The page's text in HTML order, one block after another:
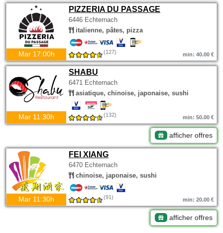
PIZZERIA DU PASSAGE
6446 Echternach
italienne, pâtes, pizza
Mar 17:00h (127) min: 40.00 €
SHABU
6471 Echternach
asiatique, chinoise, japonaise, sushi
Mar 11:30h (132) min: 50.00 €
afficher offres
FEI XIANG
6470 Echternach
chinoise, japonaise, sushi
Mar 11:30h (91) min: 20.00 €
afficher offres